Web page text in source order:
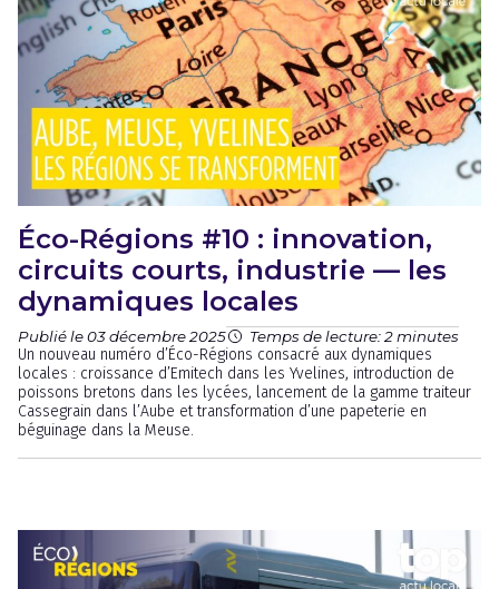
Éco-Régions #10 : innovation,
circuits courts, industrie — les
dynamiques locales
Publié le 03 décembre 2025 Temps de lecture: 2 minutes
Un nouveau numéro d’Éco-Régions consacré aux dynamiques
locales : croissance d’Emitech dans les Yvelines, introduction de
poissons bretons dans les lycées, lancement de la gamme traiteur
Cassegrain dans l’Aube et transformation d’une papeterie en
béguinage dans la Meuse.